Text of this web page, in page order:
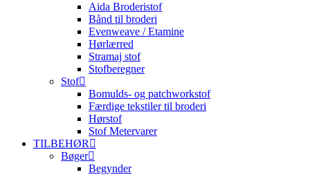
Aida Broderistof
Bånd til broderi
Evenweave / Etamine
Hørlærred
Stramaj stof
Stofberegner
Stof
Bomulds- og patchworkstof
Færdige tekstiler til broderi
Hørstof
Stof Metervarer
TILBEHØR
Bøger
Begynder